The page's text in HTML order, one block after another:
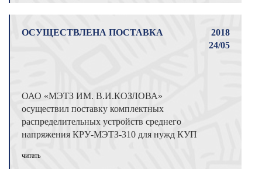
ОСУЩЕСТВЛЕНА ПОСТАВКА
2018
24/05
ОАО «МЭТЗ ИМ. В.И.КОЗЛОВА»
осуществил поставку комплектных
распределительных устройств среднего
напряжения КРУ-МЭТЗ-310 для нужд КУП
читать